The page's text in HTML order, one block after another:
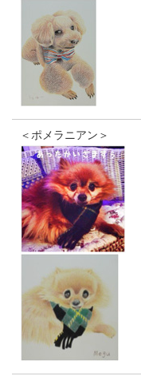
＜ポメラニアン＞